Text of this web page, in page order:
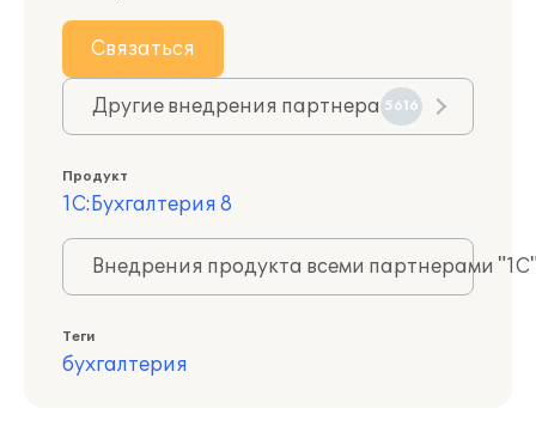
Связаться
Другие внедрения партнера 5616
Продукт
1С:Бухгалтерия 8
Внедрения продукта всеми партнерами
Теги
бухгалтерия